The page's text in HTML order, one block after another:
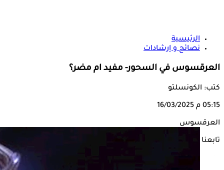
الرئيسية
نصائح و إرشادات
العرقسوس في السحور- مفيد ام مضر؟
كتب: الكونسلتو
05:15 م 16/03/2025
العرقسوس
تابعنا على